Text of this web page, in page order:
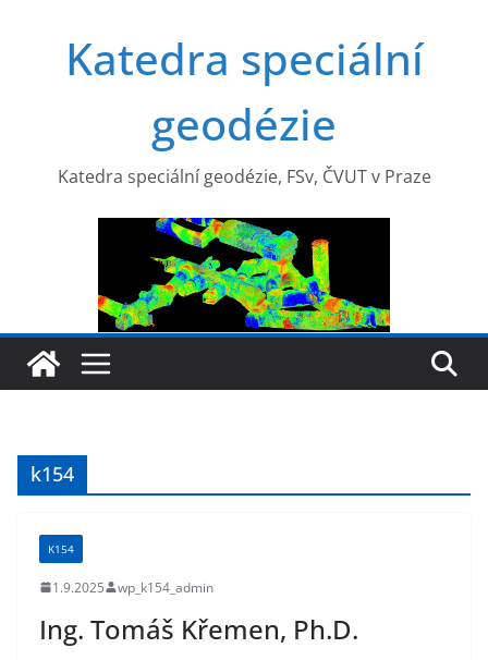
Katedra speciální
geodézie
Katedra speciální geodézie, FSv, ČVUT v Praze
k154
K154
1.9.2025 wp_k154_admin
Ing. Tomáš Křemen, Ph.D.